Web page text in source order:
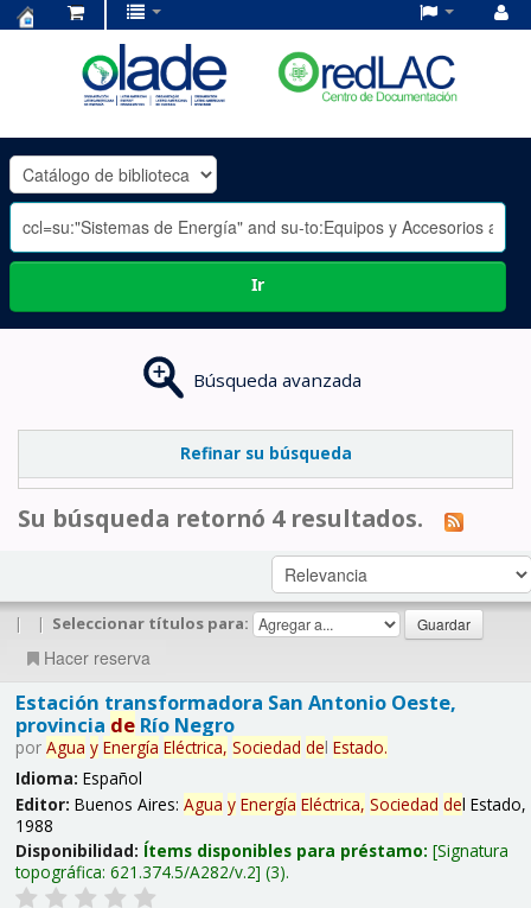
OLADE
-
Ir
Búsqueda avanzada
Refinar su búsqueda
Su búsqueda retornó 4 resultados.
| | Seleccionar títulos para:
Hacer reserva
Estación transformadora San Antonio Oeste,
provincia deRío Negro
por Agua y Energía Eléctrica, Sociedad del Estado.
Idioma: Español
Editor: Buenos Aires: Agua y Energía Eléctrica, Sociedad del Estado,
1988
Disponibilidad: Ítems disponibles para préstamo: Signatura
topográfica: 621.374.5/A282/v.2 (3).